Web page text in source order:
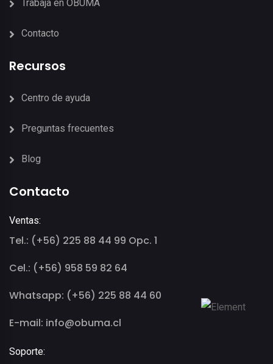
Trabaja en OBUMA
Contacto
Recursos
Centro de ayuda
Preguntas frecuentes
Blog
Contacto
Ventas:
Tel.: (+56) 225 88 44 99 Opc. 1
Cel.: (+56) 958 59 82 64
Whatsapp: (+56) 225 88 44 60
E-mail: info@obuma.cl
Soporte: